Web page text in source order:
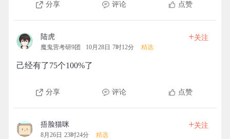
分享 评论 点赞
陆虎
魔鬼营考研9团 10月28日 7时12分 精选
+关注
己经有了75个100%了
分享 评论 点赞
捂脸猫咪
8月26日 23时24分 精选
+关注